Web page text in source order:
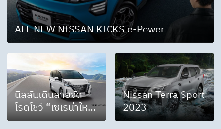
ALL NEW NISSAN KICKS e-Power
นิสสันเดินสายจัด
โรดโชว์ “เซเรน่าใหม่”
ทั่วไทย
Nissan Terra Sport
2023